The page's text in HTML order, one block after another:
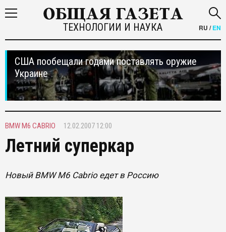
ТЕХНОЛОГИИ И НАУКА RU /EN
США пообещали годами поставлять оружие
Украине
BMW M6 CABRIO 12.02.2007 12:00
Летний суперкар
Новый BMW M6 Cabrio едет в Россию